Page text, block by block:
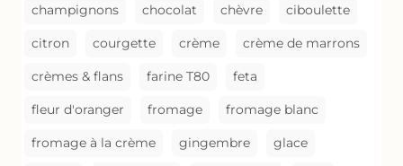
champignons chocolat chèvre ciboulette
citron courgette crème crème de marrons
crèmes & flans farine T80 feta
fleur d'oranger fromage fromage blanc
fromage à la crème gingembre glace